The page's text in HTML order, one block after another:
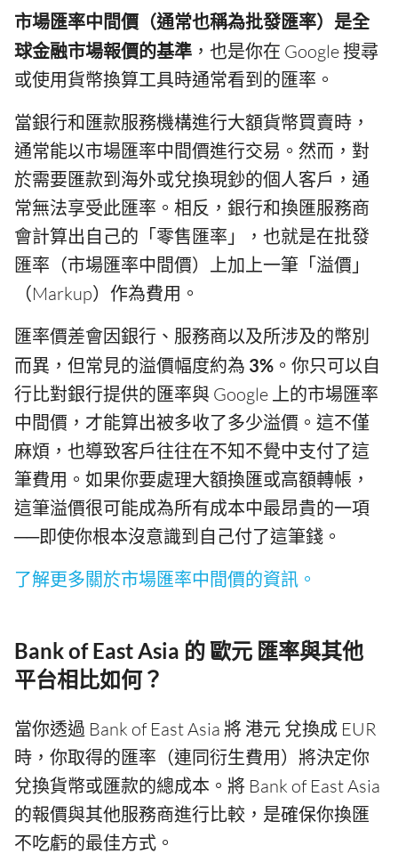
市場匯率中間價（通常也稱為批發匯率）是全
球金融市場報價的基準 ，也是你在 Google 搜尋
或使用貨幣換算工具時通常看到的匯率。
當銀行和匯款服務機構進行大額貨幣買賣時，
通常能以市場匯率中間價進行交易。然而，對
於需要匯款到海外或兌換現鈔的個人客戶，通
常無法享受此匯率。相反，銀行和換匯服務商
會計算出自己的「零售匯率」，也就是在批發
匯率（市場匯率中間價）上加上一筆「溢價」
（Markup）作為費用。
匯率價差會因銀行、服務商以及所涉及的幣別
而異，但常見的溢價幅度約為 3% 。你只可以自
行比對銀行提供的匯率與 Google 上的市場匯率
中間價，才能算出被多收了多少溢價。這不僅
麻煩，也導致客戶往往在不知不覺中支付了這
筆費用。如果你要處理大額換匯或高額轉帳，
這筆溢價很可能成為所有成本中最昂貴的一項
──即使你根本沒意識到自己付了這筆錢。
了解更多關於市場匯率中間價的資訊。
Bank of East Asia 的 歐元 匯率與其他
平台相比如何？
當你透過 Bank of East Asia 將 港元 兌換成 EUR
時，你取得的匯率（連同衍生費用）將決定你
兌換貨幣或匯款的總成本。將 Bank of East Asia
的報價與其他服務商進行比較，是確保你換匯
不吃虧的最佳方式。